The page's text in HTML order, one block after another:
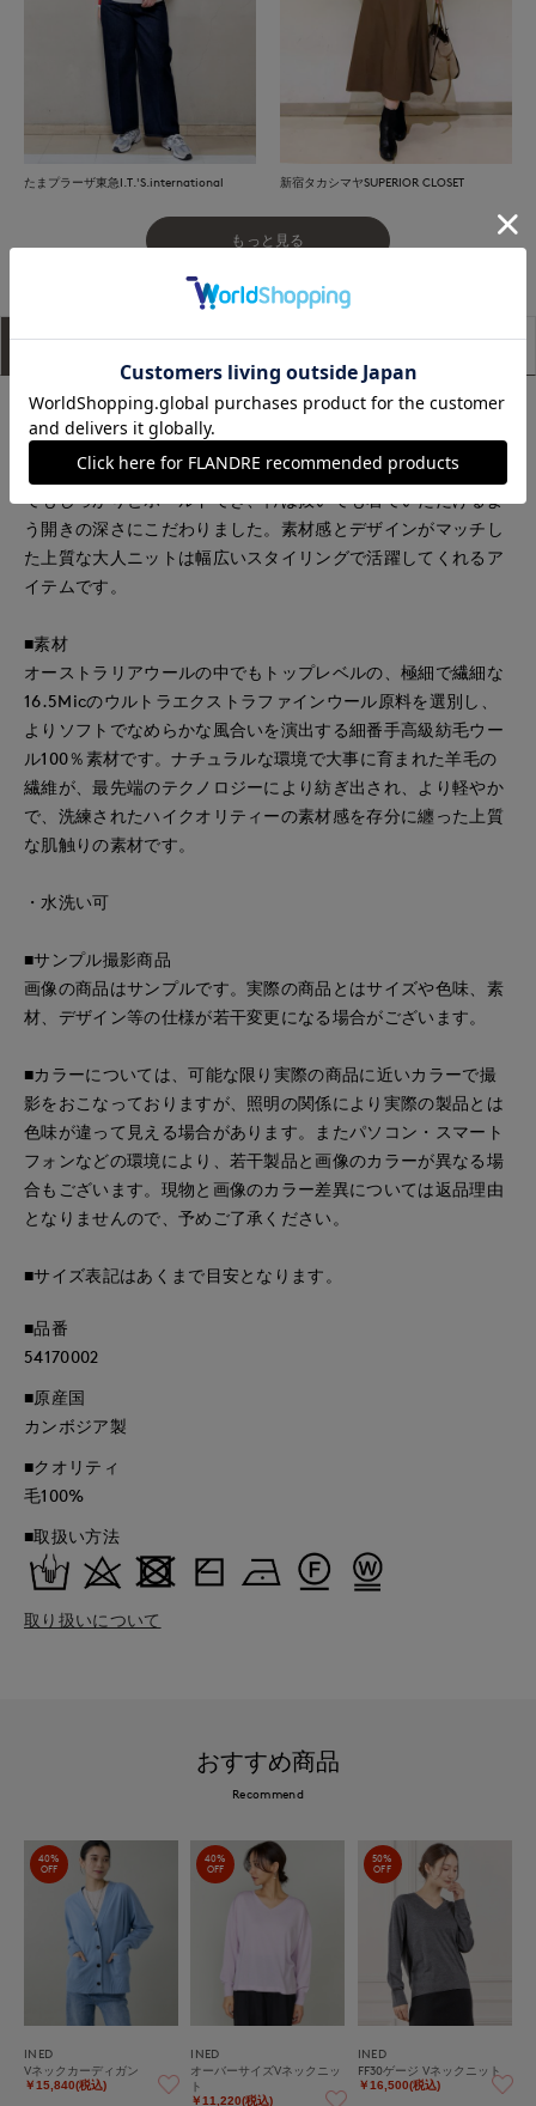
たまプラーザ東急I.T.'S.international 新宿タカシマヤSUPERIOR CLOSET
もっと見る
アイテム説明 サイズ詳細 購入レビュー
■デザイン
女性らしいゆったりとしたドルマンスリーブのシルエットがポ
イントのスキッパー衿ニット。袖口はリブなので袖を捲し上げ
てもしっかりとホールドでき、衿は抜いても着ていただけるよ
う開きの深さにこだわりました。素材感とデザインがマッチし
た上質な大人ニットは幅広いスタイリングで活躍してくれるア
イテムです。
■素材
オーストラリアウールの中でもトップレベルの、極細で繊細な
16.5Micのウルトラエクストラファインウール原料を選別し、
よりソフトでなめらかな風合いを演出する細番手高級紡毛ウー
ル100％素材です。ナチュラルな環境で大事に育まれた羊毛の
繊維が、最先端のテクノロジーにより紡ぎ出され、より軽やか
で、洗練されたハイクオリティーの素材感を存分に纏った上質
な肌触りの素材です。
・水洗い可
■サンプル撮影商品
画像の商品はサンプルです。実際の商品とはサイズや色味、素
材、デザイン等の仕様が若干変更になる場合がございます。
■カラーについては、可能な限り実際の商品に近いカラーで撮
影をおこなっておりますが、照明の関係により実際の製品とは
色味が違って見える場合があります。またパソコン・スマート
フォンなどの環境により、若干製品と画像のカラーが異なる場
合もございます。現物と画像のカラー差異については返品理由
となりませんので、予めご了承ください。
■サイズ表記はあくまで目安となります。
■品番
54170002
■原産国
カンボジア製
■クオリティ
毛100%
■取扱い方法
取り扱いについて
おすすめ商品
Recommend
40%
OFF
INED
Vネックカーディガン
￥15,840(税込)
40%
OFF
INED
オーバーサイズVネックニッ
ト
￥11,220(税込)
50%
OFF
INED
FF30ゲージ Vネックニット
￥16,500(税込)